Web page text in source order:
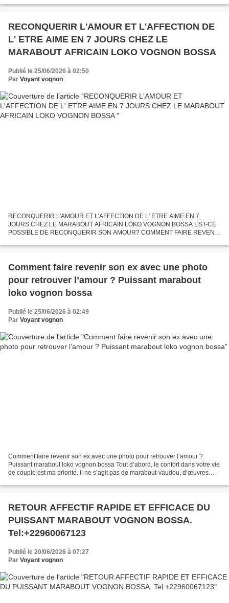
femme de vos rêves ? Vous...
RECONQUERIR L'AMOUR ET L'AFFECTION DE
L' ETRE AIME EN 7 JOURS CHEZ LE
MARABOUT AFRICAIN LOKO VOGNON BOSSA
Publié le 25/06/2026 à 02:50
Par Voyant vognon
RECONQUERIR L'AMOUR ET L'AFFECTION DE L' ETRE AIME EN 7
JOURS CHEZ LE MARABOUT AFRICAIN LOKO VOGNON BOSSA EST-CE
POSSIBLE DE RECONQUERIR SON AMOUR? COMMENT FAIRE REVENIR
COMMENT VIVRE UNE VIE HEUREUSE...
Comment faire revenir son ex avec une photo
pour retrouver l’amour ? Puissant marabout
loko vognon bossa
Publié le 25/06/2026 à 02:49
Par Voyant vognon
Comment faire revenir son ex avec une photo pour retrouver l’amour ?
Puissant marabout loko vognon bossa Tout d’abord, le confort dans votre vie
de couple est ma priorité. Il ne s’agit pas de marabout-vaudou, d’œuvres
RETOUR AFFECTIF RAPIDE ET EFFICACE DU
PUISSANT MARABOUT VOGNON BOSSA.
Tel:+22960067123
Publié le 20/06/2026 à 07:27
Par Voyant vognon